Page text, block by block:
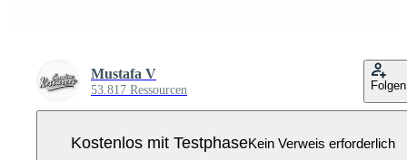
Mustafa V
53.817 Ressourcen Folgen
Kostenlos mit TestphaseKein Verweis erforderlich